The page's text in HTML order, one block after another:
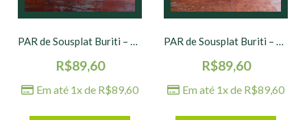
PAR de Sousplat Buriti – Natural – 42 cm
R$89,60
Em até 1x de R$89,60
PAR de Sousplat Buriti – Vermelho – 42 cm
R$89,60
Em até 1x de R$89,60